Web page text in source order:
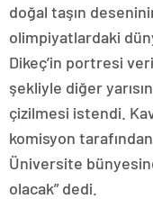
doğal taşın
olimpiyatlardaki
Dikeç’in portresi
şekliyle diğer
çizilmesi istendi.
komisyon
Üniversite
olacak” dedi.